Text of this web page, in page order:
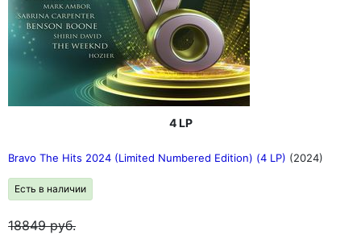
4 LP
Bravo The Hits 2024 (Limited Numbered Edition) (4 LP) (2024)
Есть в наличии
18849руб.